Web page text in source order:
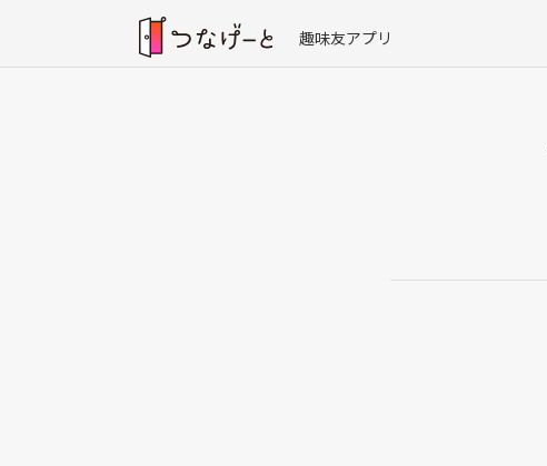
趣味友アプリ